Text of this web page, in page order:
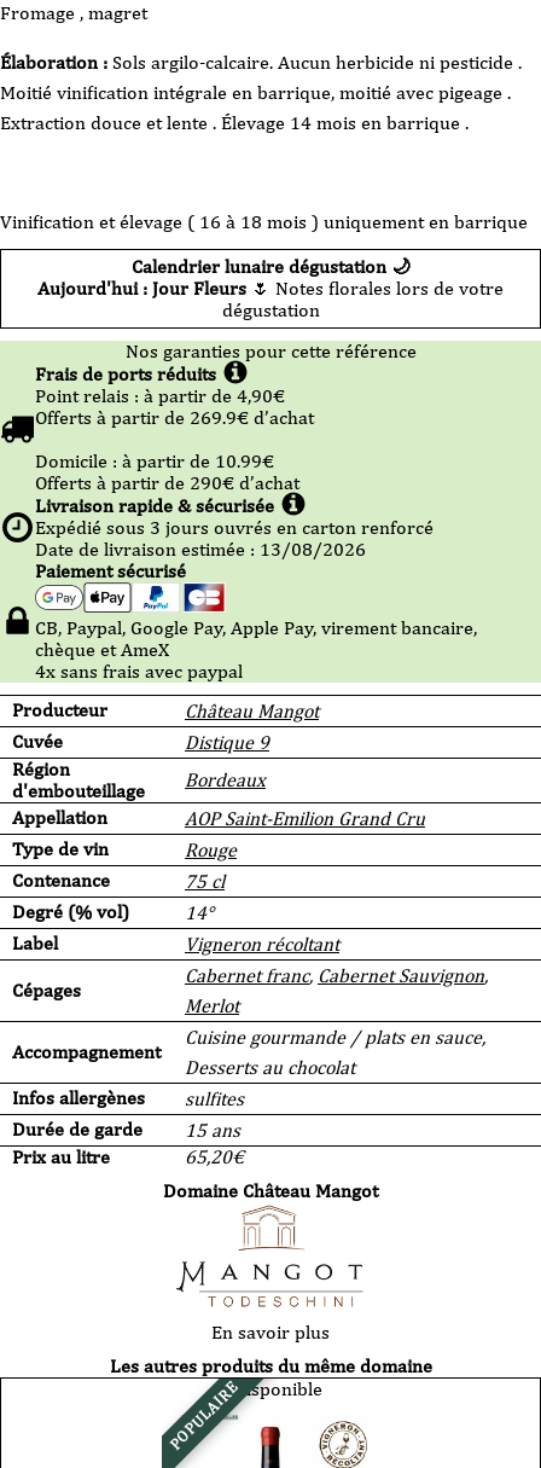
Fromage , magret
Élaboration : Sols argilo-calcaire. Aucun herbicide ni pesticide .
Moitié vinification intégrale en barrique, moitié avec pigeage .
Extraction douce et lente . Élevage 14 mois en barrique .
Vinification et élevage ( 16 à 18 mois ) uniquement en barrique
Calendrier lunaire dégustation 🌙
Aujourd'hui : Jour Fleurs 🌷 Notes florales lors de votre
dégustation
Producteur
Château Mangot
Cuvée
Distique 9
Région
d'embouteillage
Bordeaux
Appellation
AOP Saint-Emilion Grand Cru
Type de vin
Rouge
Contenance
75 cl
Degré (% vol)
14°
Label
Vigneron récoltant
Cépages
Cabernet franc, Cabernet Sauvignon,
Merlot
Accompagnement
Cuisine gourmande / plats en sauce,
Desserts au chocolat
Infos allergènes
sulfites
Durée de garde
15 ans
Prix au litre
65,20€
Nos garanties pour cette référence
Frais de ports réduits
Point relais : à partir de 4,90€
Offerts à partir de 269.9€ d’achat
Domicile : à partir de 10.99€
Offerts à partir de 290€ d’achat
Livraison rapide & sécurisée
Expédié sous 3 jours ouvrés en carton renforcé
Date de livraison estimée : 13/08/2026
Paiement sécurisé
CB, Paypal, Google Pay, Apple Pay, virement bancaire,
chèque et AmeX
4x sans frais avec paypal
Domaine Château Mangot
En savoir plus
Les autres produits du même domaine
POPULAIREIndisponible